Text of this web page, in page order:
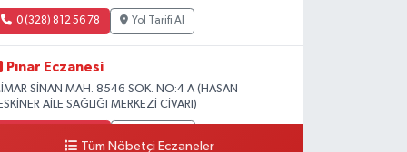
0 (328) 812 56 78 Yol Tarifi Al
Pınar Eczanesi
SİNAN MAH. 8546 SOK. NO:4 A (HASAN
AİLE SAĞLIĞI MERKEZİ CİVARI)
Tüm Nöbetçi Eczaneler